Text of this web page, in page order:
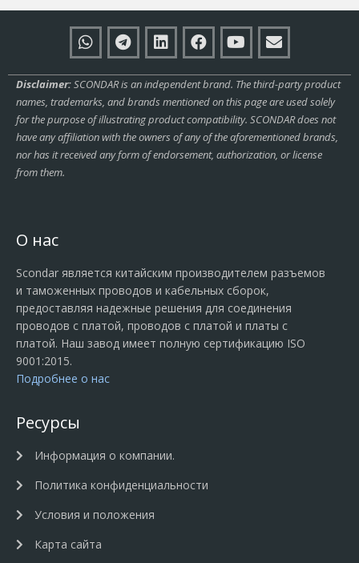
Disclaimer:SCONDAR is an independent brand. The third-party product
names, trademarks, and brands mentioned on this page are used solely
for the purpose of illustrating product compatibility. SCONDAR does not
have any affiliation with the owners of any of the aforementioned brands,
nor has it received any form of endorsement, authorization, or license
from them.
О нас
Scondar является китайским производителем разъемов
и таможенных проводов и кабельных сборок,
предоставляя надежные решения для соединения
проводов с платой, проводов с платой и платы с
платой. Наш завод имеет полную сертификацию ISO
9001:2015.
Подробнее о нас
Ресурсы
Информация о компании.
Политика конфиденциальности
Условия и положения
Карта сайта